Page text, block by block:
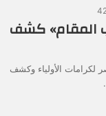
المقام» كشف
لكرامات الأولياء وكشف